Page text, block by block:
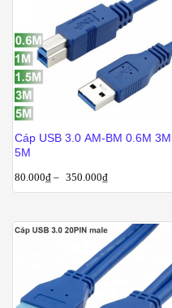
Cáp USB 3.0 AM-BM 0.6M 3M
5M
80.000₫ – 350.000₫